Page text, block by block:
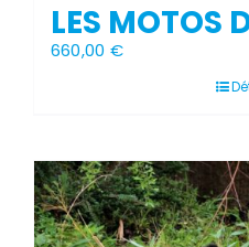
LES MOTOS
660,00 €